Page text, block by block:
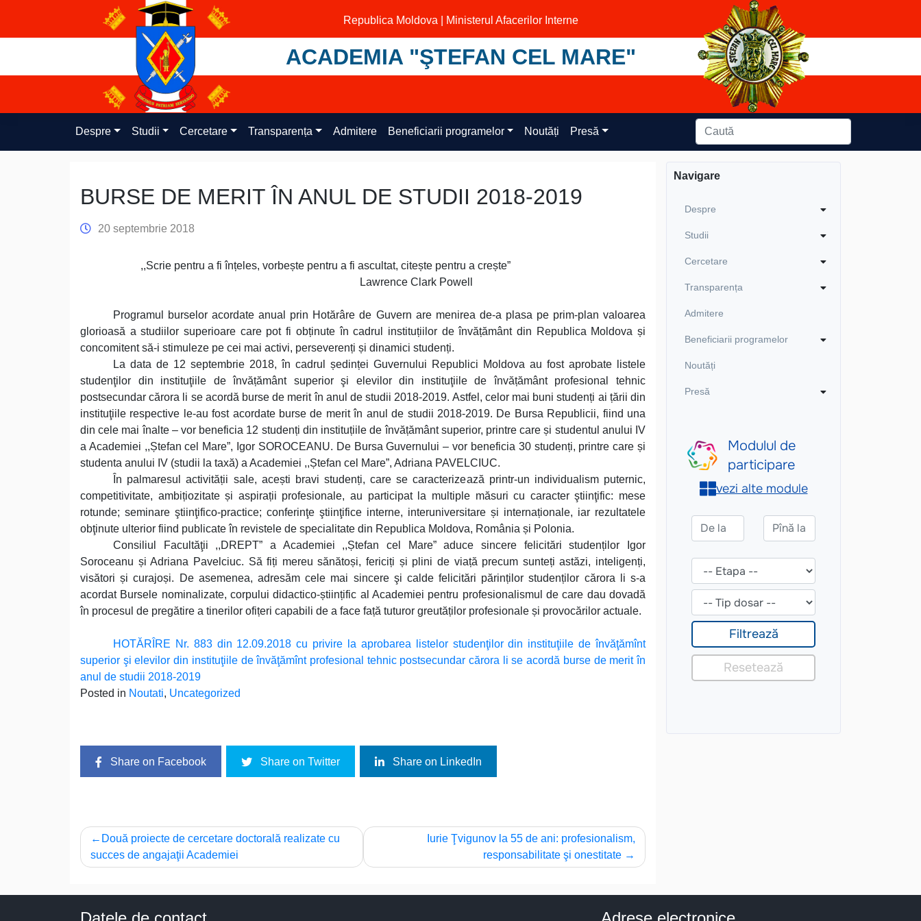
content
Republica Moldova | Ministerul Afacerilor Interne
ACADEMIA "ŞTEFAN CEL MARE"
Despre Studii Cercetare Transparența Admitere Beneficiarii programelor Noutăți Presă
BURSE DE MERIT ÎN ANUL DE STUDII 2018-2019
20 septembrie 2018
,,Scrie pentru a fi înțeles, vorbește pentru a fi ascultat, citește pentru a crește”
Lawrence Clark Powell
Programul burselor acordate anual prin Hotărâre de Guvern are menirea de-a plasa pe prim-plan valoarea
glorioasă a studiilor superioare care pot fi obținute în cadrul instituțiilor de învățământ din Republica Moldova și
concomitent să-i stimuleze pe cei mai activi, perseverenți și dinamici studenți.
La data de 12 septembrie 2018, în cadrul ședinței Guvernului Republici Moldova au fost aprobate listele
studenţilor din instituţiile de învățământ superior şi elevilor din instituţiile de învățământ profesional tehnic
postsecundar cărora li se acordă burse de merit în anul de studii 2018-2019. Astfel, celor mai buni studenți ai țării din
instituţiile respective le-au fost acordate burse de merit în anul de studii 2018-2019. De Bursa Republicii, fiind una
din cele mai înalte – vor beneficia 12 studenți din instituțiile de învățământ superior, printre care și studentul anului IV
a Academiei ,,Ștefan cel Mare”, Igor SOROCEANU. De Bursa Guvernului – vor beneficia 30 studenți, printre care și
studenta anului IV (studii la taxă) a Academiei ,,Ștefan cel Mare”, Adriana PAVELCIUC.
În palmaresul activității sale, acești bravi studenți, care se caracterizează printr-un individualism puternic,
competitivitate, ambițiozitate și aspirații profesionale, au participat la multiple măsuri cu caracter ştiinţific: mese
rotunde; seminare ştiinţifico-practice; conferinţe ştiinţifice interne, interuniversitare și internaționale, iar rezultatele
obţinute ulterior fiind publicate în revistele de specialitate din Republica Moldova, România și Polonia.
Consiliul Facultăţii ,,DREPT” a Academiei ,,Ștefan cel Mare” aduce sincere felicitări studenților Igor
Soroceanu și Adriana Pavelciuc. Să fiți mereu sănătoși, fericiți și plini de viață precum sunteți astăzi, inteligenți,
visători și curajoși. De asemenea, adresăm cele mai sincere şi calde felicitări părinților studenților cărora li s-a
acordat Bursele nominalizate, corpului didactico-științific al Academiei pentru profesionalismul de care dau dovadă
în procesul de pregătire a tinerilor ofițeri capabili de a face față tuturor greutăților profesionale și provocărilor actuale.
HOTĂRÎRE Nr. 883 din 12.09.2018 сu privire la aprobarea listelor studenţilor din instituţiile de învăţămînt
superior şi elevilor din instituţiile de învăţămînt profesional tehnic postsecundar cărora li se acordă burse de merit în
anul de studii 2018-2019
Posted in Noutati, Uncategorized
Share on Facebook Share on Twitter Share on LinkedIn
Navigare
în
articole
Două proiecte de cercetare doctorală realizate cu
succes de angajaţii Academiei
Iurie Ţvigunov la 55 de ani: profesionalism,
responsabilitate şi onestitate
Navigare
Despre
Studii
Cercetare
Transparența
Admitere
Beneficiarii programelor
Noutăți
Presă